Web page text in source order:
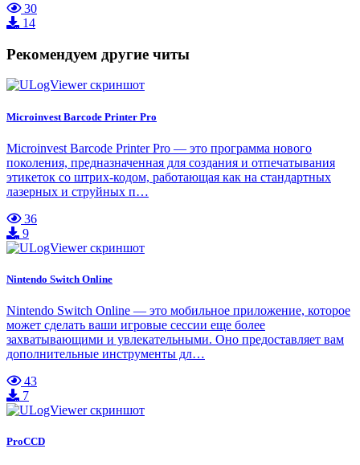
30
14
Рекомендуем другие читы
Microinvest Barcode Printer Pro
Microinvest Barcode Printer Pro — это программа нового
поколения, предназначенная для создания и отпечатывания
этикеток со штрих-кодом, работающая как на стандартных
лазерных и струйных п…
36
9
Nintendo Switch Online
Nintendo Switch Online — это мобильное приложение, которое
может сделать ваши игровые сессии еще более
захватывающими и увлекательными. Оно предоставляет вам
дополнительные инструменты дл…
43
7
ProCCD